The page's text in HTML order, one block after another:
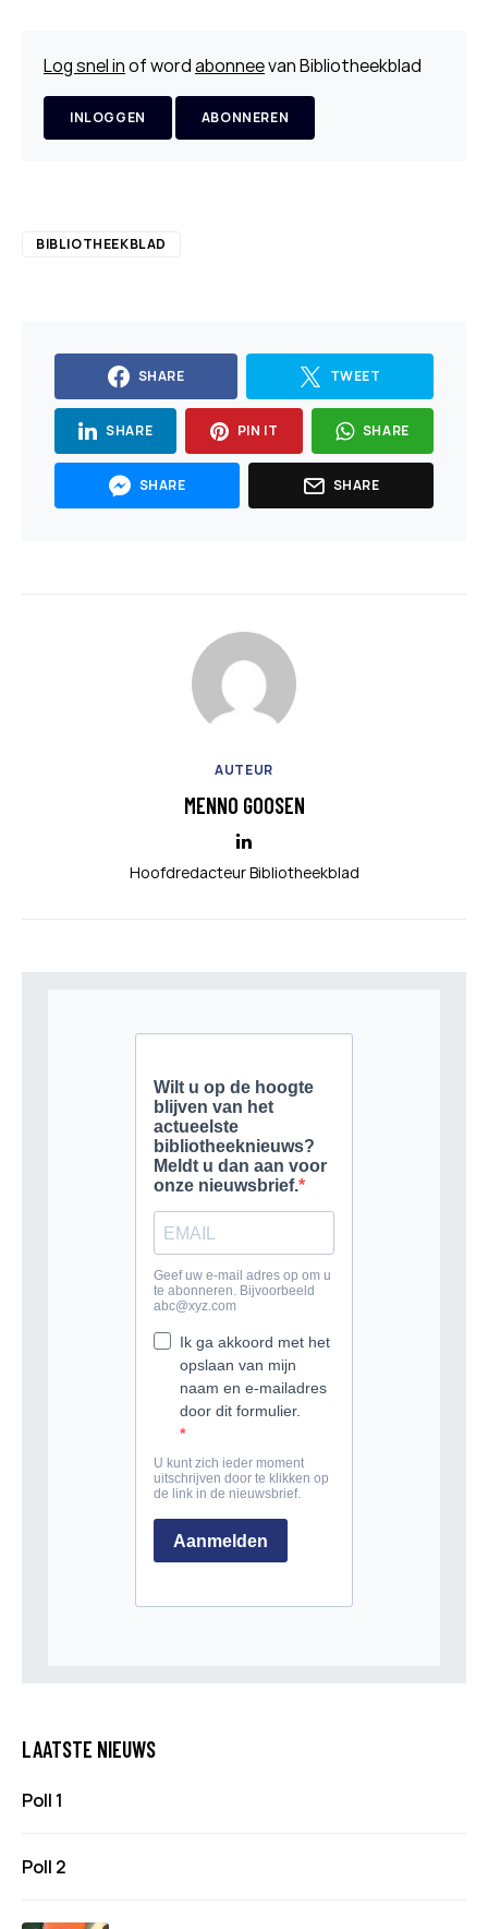
Log snel inof wordabonneevan Bibliotheekblad
INLOGGEN ABONNEREN
BIBLIOTHEEKBLAD
SHARE TWEET
SHARE PIN IT SHARE
SHARE SHARE
AUTEUR
MENNO GOOSEN
Hoofdredacteur Bibliotheekblad
LAATSTE NIEUWS
Poll 1
Poll 2